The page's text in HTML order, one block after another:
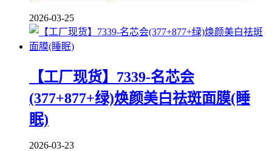
2026-03-25
【工厂现货】7339-名芯会
(377+877+绿)焕颜美白祛斑面膜(睡
眠)
2026-03-23